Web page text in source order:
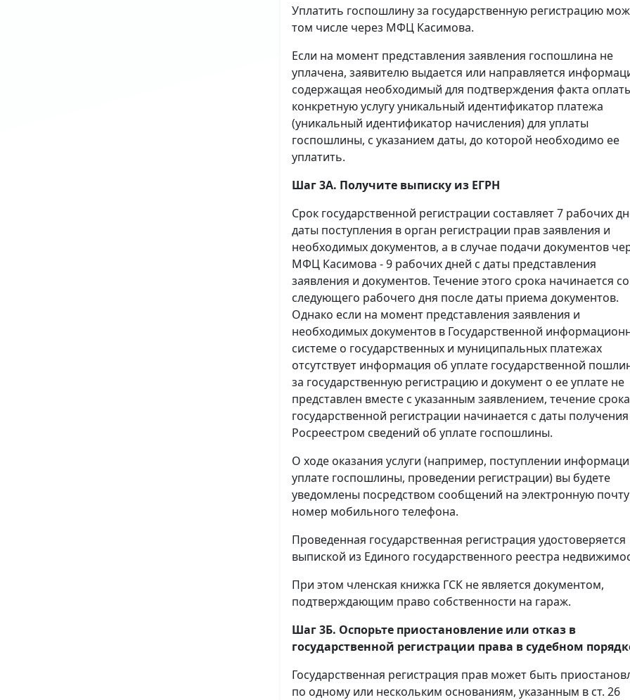
Уплатить госпошлину за государственную регистрацию
том числе через МФЦ Касимова.
Если на момент представления заявления госпошлина не
уплачена, заявителю выдается или направляется
содержащая необходимый для подтверждения факта
конкретную услугу уникальный идентификатор платежа
(уникальный идентификатор начисления) для уплаты
госпошлины, с указанием даты, до которой необходимо ее
уплатить.
Шаг 3А. Получите выписку из ЕГРН
Срок государственной регистрации составляет 7 рабочих
даты поступления в орган регистрации прав заявления и
необходимых документов, а в случае подачи документов
МФЦ Касимова - 9 рабочих дней с даты представления
заявления и документов. Течение этого срока начинается со
следующего рабочего дня после даты приема документов.
Однако если на момент представления заявления и
необходимых документов в Государственной
системе о государственных и муниципальных платежах
отсутствует информация об уплате государственной
за государственную регистрацию и документ о ее уплате не
представлен вместе с указанным заявлением, течение срока
государственной регистрации начинается с даты получения
Росреестром сведений об уплате госпошлины.
О ходе оказания услуги (например, поступлении
уплате госпошлины, проведении регистрации) вы будете
уведомлены посредством сообщений на электронную
номер мобильного телефона.
Проведенная государственная регистрация удостоверяется
выпиской из Единого государственного реестра
При этом членская книжка ГСК не является документом,
подтверждающим право собственности на гараж.
Шаг 3Б. Оспорьте приостановление или отказ в
государственной регистрации права в судебном
Государственная регистрация прав может быть
по одному или нескольким основаниям, указанным в ст. 26